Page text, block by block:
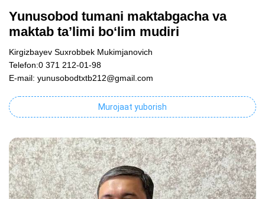
Yunusobod tumani maktabgacha va
maktab ta’limi bo‘lim mudiri
Kirgizbayev Suxrobbek Mukimjanovich
Telefon:0 371 212-01-98
E-mail: yunusobodtxtb212@gmail.com
Murojaat yuborish